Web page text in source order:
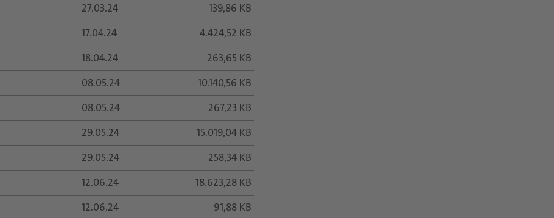
27.03.24
139,86 KB
17.04.24
4.424,52 KB
18.04.24
263,65 KB
08.05.24
10.140,56 KB
08.05.24
267,23 KB
29.05.24
15.019,04 KB
29.05.24
258,34 KB
12.06.24
18.623,28 KB
12.06.24
91,88 KB